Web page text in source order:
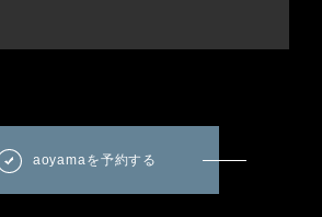
aoyamaを予約する